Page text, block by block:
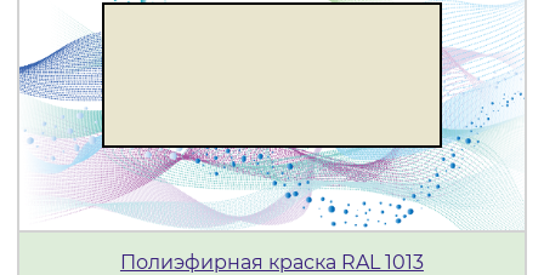
Полиэфирная краска RAL 1013